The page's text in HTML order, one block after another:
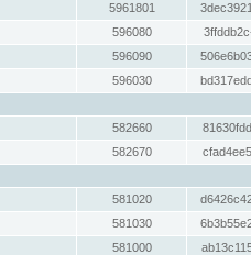
5961801
596080
596090
596030
582660
582670
581020
581030
581000